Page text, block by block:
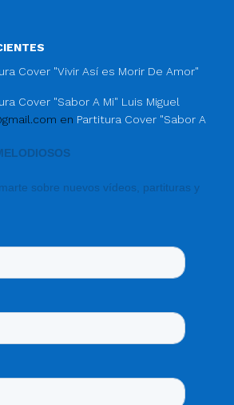
Cover "Vivir Así es Morir De Amor"
Cover "Sabor A Mi" Luis Miguel
en Partitura Cover "Sabor A